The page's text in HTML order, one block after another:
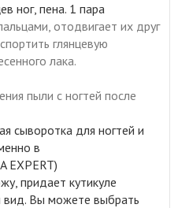
ног, пена. 1 пара
отодвигает их друг
глянцевую
лака.
пыли с ногтей после
сыворотка для ногтей и
в
EXPERT)
придает кутикуле
Вы можете выбрать